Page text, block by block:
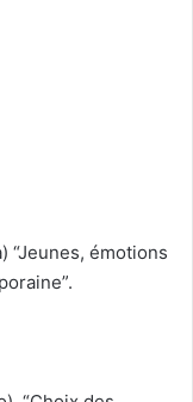
“Jeunes, émotions